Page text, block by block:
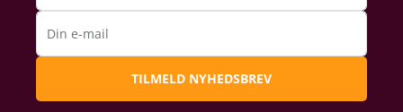
Din e-mail
TILMELD NYHEDSBREV